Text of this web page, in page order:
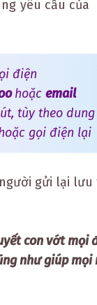
yêu cầu của
điện
hoặc email
tùy theo
gọi điện lại
gửi lại
con vớt mọi
như giúp mọi